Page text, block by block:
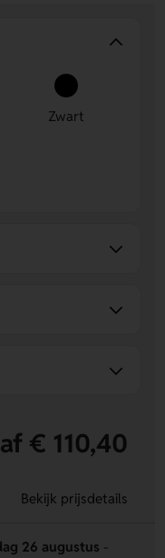
Luggage
/ TSA Lock
blijft dicht tot jij hem
de riem open te
Zwart
€ 110,40
Bekijk prijsdetails
26 augustus